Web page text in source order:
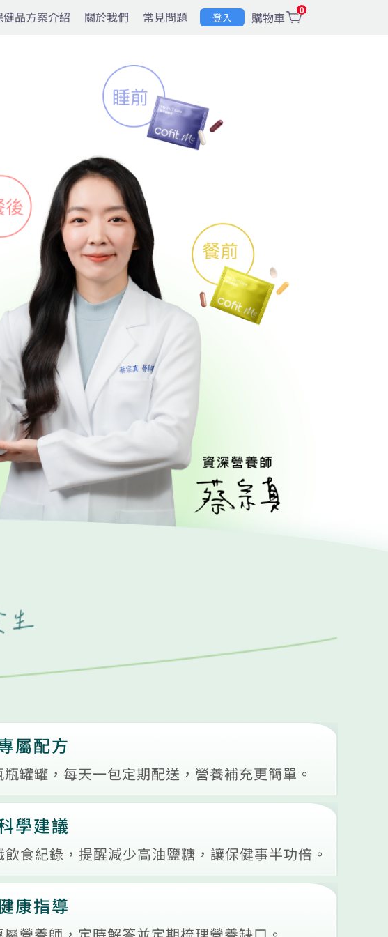
健品方案介紹 關於我們 常見問題 登入 購物車
0
屬配方
瓶罐罐，每天一包定期配送，營養補充更簡單。
學建議
食紀錄，提醒減少高油鹽糖，讓保健事半功倍。
康指導